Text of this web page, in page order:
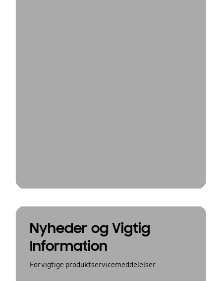
Nyheder og Vigtig
Information
For vigtige produktservicemeddelelser